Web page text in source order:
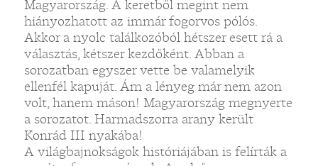
Magyarország. A keretből megint nem
hiányozhatott az immár fogorvos pólós.
Akkor a nyolc találkozóból hétszer esett rá a
választás, kétszer kezdőként. Abban a
sorozatban egyszer vette be valamelyik
ellenfél kapuját. Ám a lényeg már nem azon
volt, hanem máson! Magyarország megnyerte
a sorozatot. Harmadszorra arany került
Konrád III nyakába!
A világbajnokságok históriájában is felírták a